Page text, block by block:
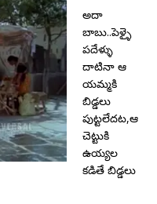
అదా
బాబు..పెళ్ళై
పదేళ్ళు
దాటినా ఆ
యమ్మకి
బిడ్డలు
పుట్టలేదట,ఆ
చెట్టుకి
ఉయ్యల
కడితే బిడ్డలు